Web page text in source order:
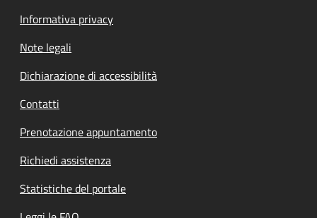
Informativa privacy
Note legali
Dichiarazione di accessibilità
Contatti
Prenotazione appuntamento
Richiedi assistenza
Statistiche del portale